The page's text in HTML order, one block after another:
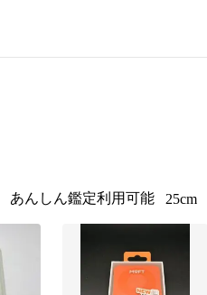
あんしん鑑定利用可能 25cm